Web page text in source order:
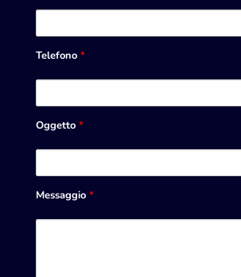
Telefono *
Oggetto *
Messaggio *